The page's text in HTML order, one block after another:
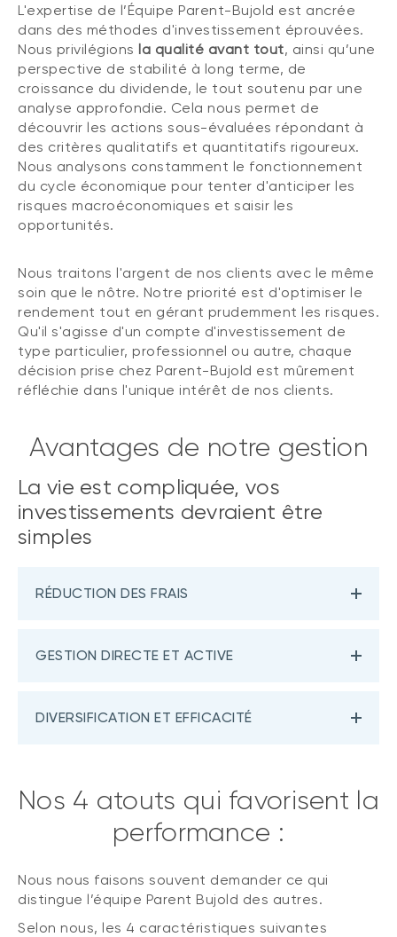
L'expertise de l’Équipe Parent-Bujold est ancrée
dans des méthodes d'investissement éprouvées.
Nous privilégions la qualité avant tout, ainsi qu’une
perspective de stabilité à long terme, de
croissance du dividende, le tout soutenu par une
analyse approfondie. Cela nous permet de
découvrir les actions sous-évaluées répondant à
des critères qualitatifs et quantitatifs rigoureux.
Nous analysons constamment le fonctionnement
du cycle économique pour tenter d'anticiper les
risques macroéconomiques et saisir les
opportunités.
Nous traitons l'argent de nos clients avec le même
soin que le nôtre. Notre priorité est d'optimiser le
rendement tout en gérant prudemment les risques.
Qu'il s'agisse d'un compte d'investissement de
type particulier, professionnel ou autre, chaque
décision prise chez Parent-Bujold est mûrement
réfléchie dans l'unique intérêt de nos clients.
Avantages de notre gestion
La vie est compliquée, vos
investissements devraient être
simples
RÉDUCTION DES FRAIS
GESTION DIRECTE ET ACTIVE
DIVERSIFICATION ET EFFICACITÉ
Nos 4 atouts qui favorisent la
performance :
Nous nous faisons souvent demander ce qui
distingue l’équipe Parent Bujold des autres.
Selon nous, les 4 caractéristiques suivantes